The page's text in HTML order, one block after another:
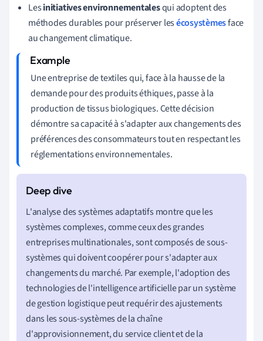
Lesinitiatives environnementalesqui adoptent des
méthodes durables pour préserver lesécosystèmesface
au changement climatique.
Une entreprise de textiles qui, face à la hausse de la
demande pour des produits éthiques, passe à la
production de tissus biologiques. Cette décision
démontre sa capacité à s'adapter aux changements des
préférences des consommateurs tout en respectant les
réglementations environnementales.
L'analyse des systèmes adaptatifs montre que les
systèmes complexes, comme ceux des grandes
entreprises multinationales, sont composés de sous-
systèmes qui doivent coopérer pour s'adapter aux
changements du marché. Par exemple, l'adoption des
technologies de l'intelligence artificielle par un système
de gestion logistique peut requérir des ajustements
dans les sous-systèmes de la chaîne
d'approvisionnement, du service client et de la